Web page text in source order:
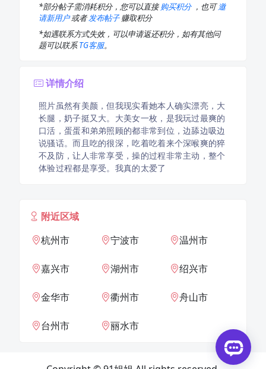
*部分帖子需消耗积分，您可以直接购买积分 ，也可邀
请新用户或者发布帖子赚取积分
*如遇联系方式失效，可以申请返还积分，如有其他问
题可以联系TG客服。
详情介绍
照片虽然有美颜，但我现实看她本人确实漂亮，大
长腿，奶子挺又大。大美女一枚，是我玩过最爽的
口活，蛋蛋和弟弟照顾的都非常到位，边舔边吸边
说骚话。而且吃的很深，吃着吃着来个深喉爽的猝
不及防，让人非常享受，操的过程非常主动，整个
体验过程都是享受。我真的太爱了
附近区域
杭州市
宁波市 温州市
嘉兴市 湖州市 绍兴市
金华市 衢州市 舟山市
台州市 丽水市